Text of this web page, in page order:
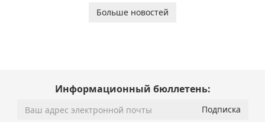
Больше новостей
Информационный бюллетень: